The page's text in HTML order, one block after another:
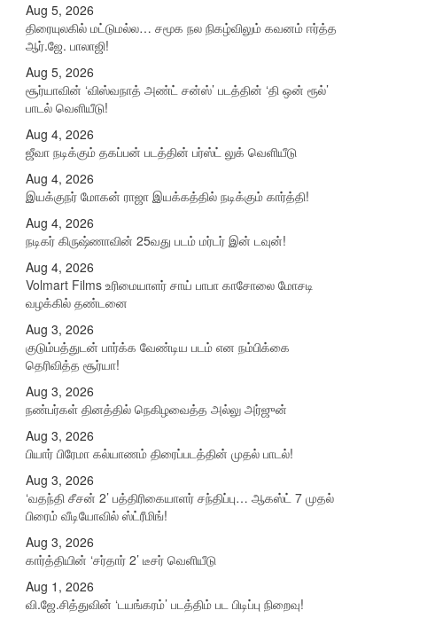
Aug 5, 2026
திரையுலகில் மட்டுமல்ல… சமூக நல நிகழ்விலும் கவனம் ஈர்த்த
ஆர்.ஜே. பாலாஜி!
Aug 5, 2026
சூர்யாவின் ‘விஸ்வநாத் அண்ட் சன்ஸ்’ படத்தின் ‘தி ஒன் ரூல்’
பாடல் வெளியீடு!
Aug 4, 2026
ஜீவா நடிக்கும் தகப்பன் படத்தின் பர்ஸ்ட் லுக் வெளியீடு
Aug 4, 2026
இயக்குநர் மோகன் ராஜா இயக்கத்தில் நடிக்கும் கார்த்தி!
Aug 4, 2026
நடிகர் கிருஷ்ணாவின் 25வது படம் மர்டர் இன் டவுன்!
Aug 4, 2026
Volmart Films உரிமையாளர் சாய் பாபா காசோலை மோசடி
வழக்கில் தண்டனை
Aug 3, 2026
குடும்பத்துடன் பார்க்க வேண்டிய படம் என நம்பிக்கை
தெரிவித்த சூர்யா!
Aug 3, 2026
நண்பர்கள் தினத்தில் நெகிழவைத்த அல்லு அர்ஜுன்
Aug 3, 2026
பியார் பிரேமா கல்யாணம் திரைப்படத்தின் முதல் பாடல்!
Aug 3, 2026
‘வதந்தி சீசன் 2’ பத்திரிகையாளர் சந்திப்பு… ஆகஸ்ட் 7 முதல்
பிரைம் வீடியோவில் ஸ்ட்ரீமிங்!
Aug 3, 2026
கார்த்தியின் ‘சர்தார் 2’ டீசர் வெளியீடு
Aug 1, 2026
வி.ஜே.சித்துவின் ‘டயங்கரம்’ படத்திம் பட பிடிப்பு நிறைவு!